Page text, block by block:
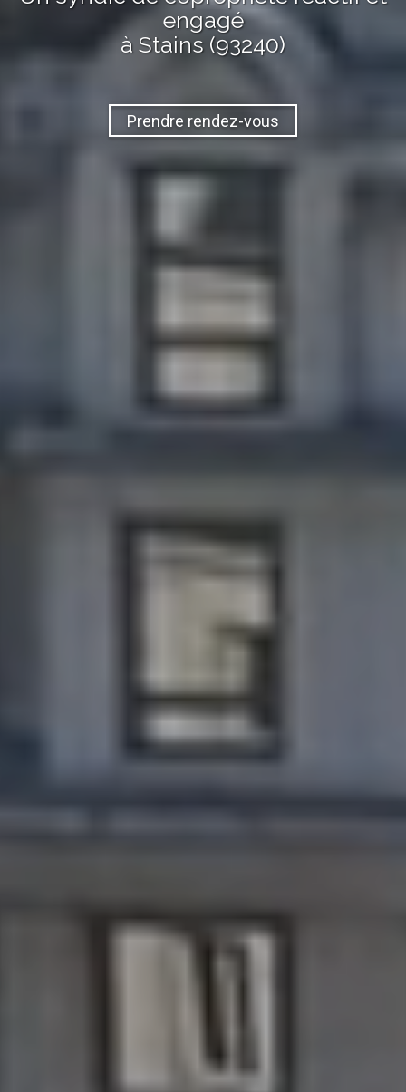
engagé
à Stains (93240)
Prendre rendez-vous